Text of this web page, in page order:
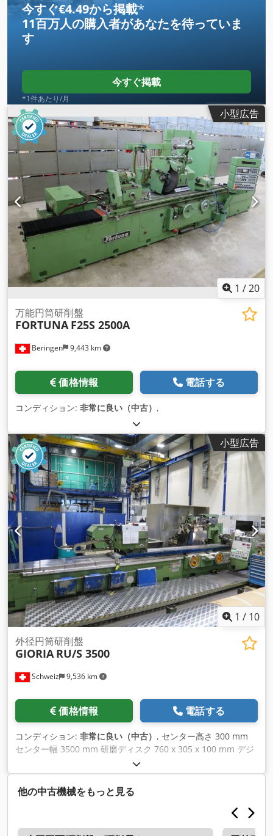
今すぐ€4.49から掲載*
11百万人の購入者があなたを待っていま
す
今すぐ掲載
*1件あたり/月
小型広告
1 /20
Beringen 9,443 km
万能円筒研削盤
FORTUNA F25S 2500A
価格情報 電話する
コンディション: 非常に良い（中古） ,
小型広告
1 / 10
Schweiz 9,536 km
外径円筒研削盤
GIORIA RU/S 3500
価格情報 電話する
コンディション: 非常に良い（中古） , センター高さ 300 mm
センター幅 3500 mm 研磨ディスク 760 x 305 x 100 mm デジ
タル表示 MARPOSS測定制御装置付き Crjdpfetpgnhex Anuef
各種アクセサリー MARCELS MASCHINEN AG
他の中古機械をもっと見る